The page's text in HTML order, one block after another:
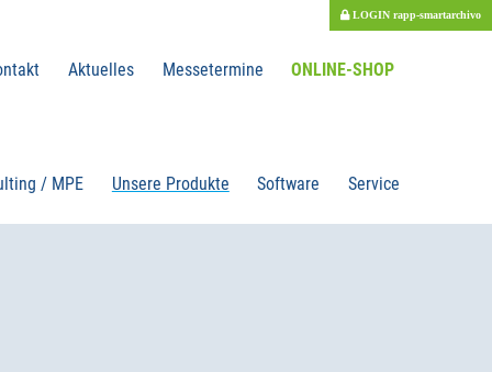
LOGIN rapp-smartarchivo
Aktuelles Messetermine ONLINE-SHOP
/ MPE Unsere Produkte Software Service